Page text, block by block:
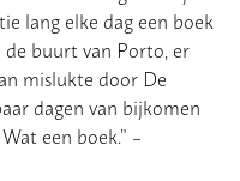
lang elke dag een boek
de buurt van Porto, er
mislukte door De
dagen van bijkomen
een boek.” –